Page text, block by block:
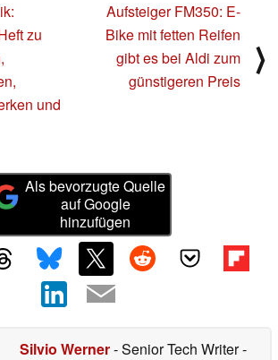
zu
und
Aufsteiger FM350: E-
Bike mit fetten Reifen
gibt es bei Aldi zum
günstigeren Preis
⟩
Als bevorzugte Quelle
auf Google
hinzufügen
Silvio Werner- Senior Tech Writer-